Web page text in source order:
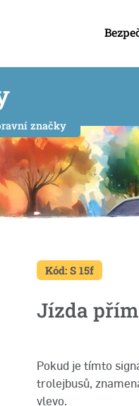
značky
Kód: S 15f
Jízda
Pokud je tímto
trolejbusů,
vlevo.